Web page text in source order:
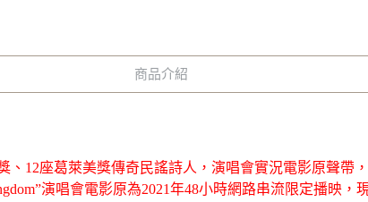
商品介紹
、 12座葛萊美獎傳奇民謠詩人，演唱會實況電影原聲帶
演唱會電影原為2021年48小時網路串流限定播映，